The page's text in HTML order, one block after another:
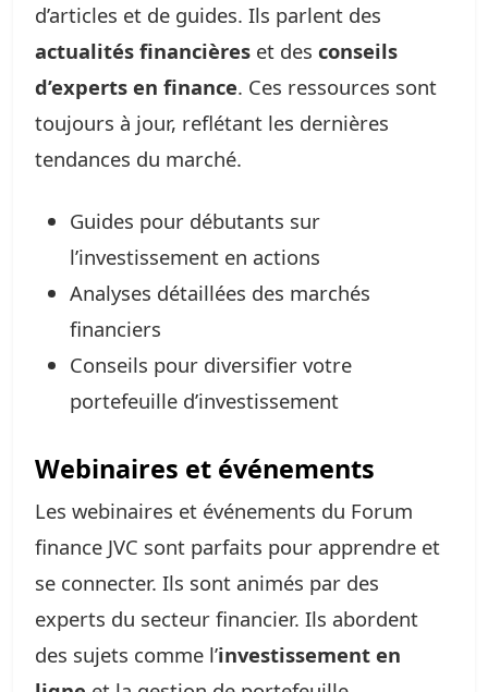
d’articles et de guides. Ils parlent des
actualités financières et des conseils
d’experts en finance. Ces ressources sont
toujours à jour, reflétant les dernières
tendances du marché.
Guides pour débutants sur
l’investissement en actions
Analyses détaillées des marchés
financiers
Conseils pour diversifier votre
portefeuille d’investissement
Webinaires et événements
Les webinaires et événements du Forum
finance JVC sont parfaits pour apprendre et
se connecter. Ils sont animés par des
experts du secteur financier. Ils abordent
des sujets comme l’investissement en